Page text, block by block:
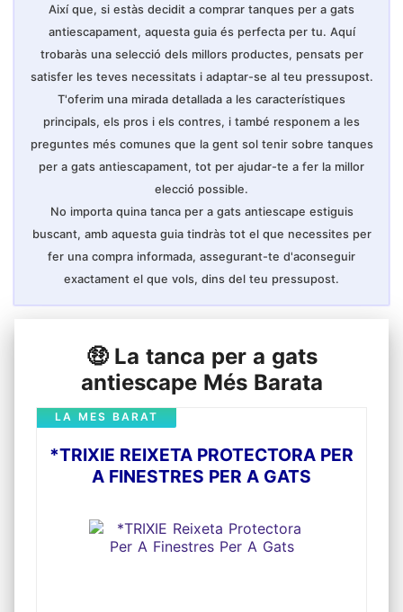
Així que, si estàs decidit a comprar tanques per a gats
antiescapament, aquesta guia és perfecta per tu. Aquí
trobaràs una selecció dels millors productes, pensats per
satisfer les teves necessitats i adaptar-se al teu pressupost.
T'oferim una mirada detallada a les característiques
principals, els pros i els contres, i també responem a les
preguntes més comunes que la gent sol tenir sobre tanques
per a gats antiescapament, tot per ajudar-te a fer la millor
elecció possible.
No importa quina tanca per a gats antiescape estiguis
buscant, amb aquesta guia tindràs tot el que necessites per
fer una compra informada, assegurant-te d'aconseguir
exactament el que vols, dins del teu pressupost.
🤑 La tanca per a gats
antiescape Més Barata
*TRIXIE REIXETA PROTECTORA PER
A FINESTRES PER A GATS
LA MES BARAT